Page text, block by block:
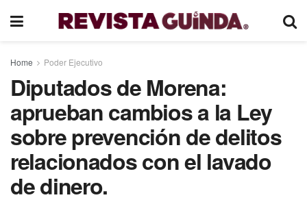
Home Poder Ejecutivo
Diputados de Morena:
aprueban cambios a la Ley
sobre prevención de delitos
relacionados con el lavado
de dinero.